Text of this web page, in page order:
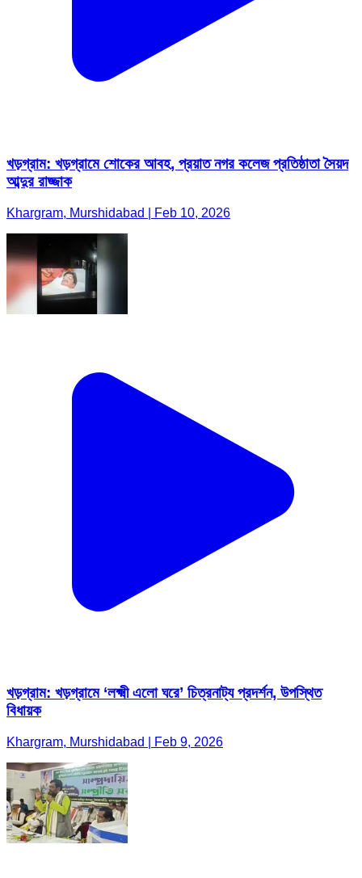
খড়গ্রাম: খড়গ্রামে শোকের আবহ, প্রয়াত নগর কলেজ প্রতিষ্ঠাতা সৈয়দ
আব্দুর রাজ্জাক
Khargram, Murshidabad | Feb 10, 2026
খড়গ্রাম: খড়গ্রামে ‘লক্ষ্মী এলো ঘরে’ চিত্রনাট্য প্রদর্শন, উপস্থিত
বিধায়ক
Khargram, Murshidabad | Feb 9, 2026